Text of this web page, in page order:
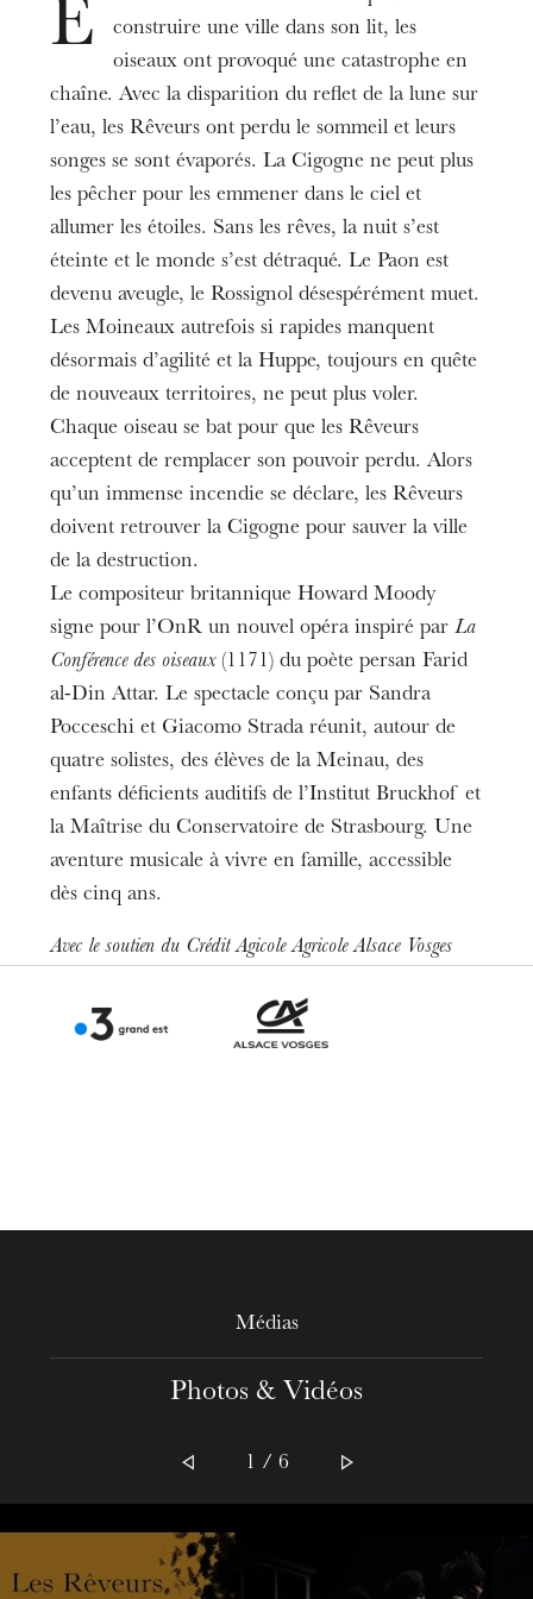
8-25€
Durée
1h00
Limite d’âge
À partir de 5 ans
Informations
Spectacle présenté sans entracte
Avec le soutien du Crédit Agricole Alsace Vosges.
En partenariat avec France 3 Grand Est.
Les billets pour les représentations au Théâtre
Municipal de Colmar sont en vente par
téléphone au 03 89 20 29 01
Lumières et vidéo
Giacomo Gorini
Opéra Studio de l’Opéra national du Rhin,
Classes CHAM de Strasbourg – Meinau ,
Enfants de l’Institut Bruckhof, Conservatoire
de Strasbourg , Orchestre de la HEAR
Brenda Poupard
Paon
Damian Arnold
Huppe fasciée
Oleg Volkov
E
construire une ville dans son lit, les
oiseaux ont provoqué une catastrophe en
chaîne. Avec la disparition du reflet de la lune sur
l’eau, les Rêveurs ont perdu le sommeil et leurs
songes se sont évaporés. La Cigogne ne peut plus
les pêcher pour les emmener dans le ciel et
allumer les étoiles. Sans les rêves, la nuit s’est
éteinte et le monde s’est détraqué. Le Paon est
devenu aveugle, le Rossignol désespérément muet.
Les Moineaux autrefois si rapides manquent
désormais d’agilité et la Huppe, toujours en quête
de nouveaux territoires, ne peut plus voler.
Chaque oiseau se bat pour que les Rêveurs
acceptent de remplacer son pouvoir perdu. Alors
qu’un immense incendie se déclare, les Rêveurs
doivent retrouver la Cigogne pour sauver la ville
de la destruction.
Le compositeur britannique Howard Moody
signe pour l’OnR un nouvel opéra inspiré parLa
Conférence des oiseaux(1171) du poète persan Farid
al-Din Attar. Le spectacle conçu par Sandra
Pocceschi et Giacomo Strada réunit, autour de
quatre solistes, des élèves de la Meinau, des
enfants déficients auditifs de l’Institut Bruckhof et
la Maîtrise du Conservatoire de Strasbourg. Une
aventure musicale à vivre en famille, accessible
dès cinq ans.
Avec le soutien du Crédit Agicole Agricole Alsace Vosges
Médias
Photos & Vidéos
1 / 6